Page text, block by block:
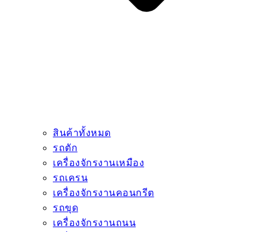
สินค้าทั้งหมด
รถตัก
เครื่องจักรงานเหมือง
รถเครน
เครื่องจักรงานคอนกรีต
รถขุด
เครื่องจักรงานถนน